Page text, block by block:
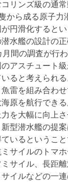
リンズ級の通
から成る原子力
円滑化すると
水艦の設計の
間の調査が行
アスチュート
ると考えられ
雷を組み合わ
原を航行できる
を大幅に向上
型潜水艦の提
いるというこ
サイルのトマ
サイル、長距
イルなどの一